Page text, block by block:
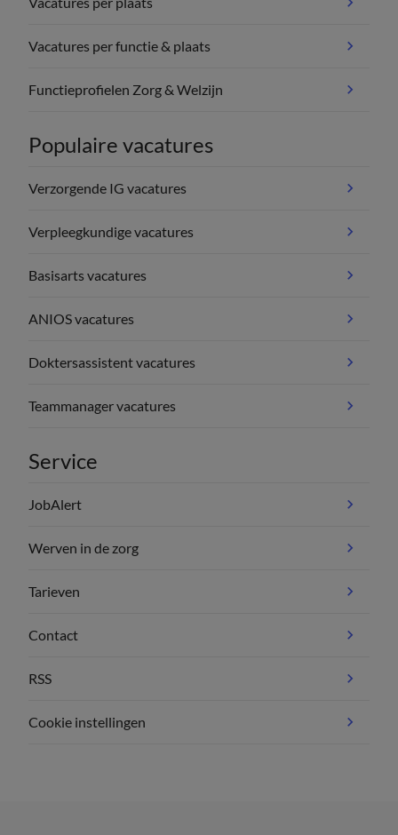
Vacatures per functie & plaats
Functieprofielen Zorg & Welzijn
Populaire vacatures
Verzorgende IG vacatures
Verpleegkundige vacatures
Basisarts vacatures
ANIOS vacatures
Doktersassistent vacatures
Teammanager vacatures
Service
JobAlert
Werven in de zorg
Tarieven
Contact
RSS
Cookie instellingen